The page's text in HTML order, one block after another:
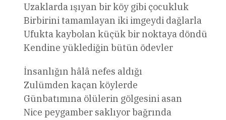
Uzaklarda ışıyan bir köy gibi çocukluk
Birbirini tamamlayan iki imgeydi dağlarla
Ufukta kaybolan küçük bir noktaya döndü
Kendine yüklediğin bütün ödevler
İnsanlığın hâlâ nefes aldığı
Zulümden kaçan köylerde
Günbatımına ölülerin gölgesini asan
Nice peygamber saklıyor bağrında